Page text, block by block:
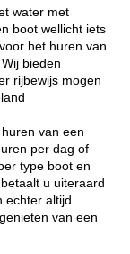
water met
boot wellicht iets
het huren van
bieden
rijbewijs mogen
van een
per dag of
type boot en
u uiteraard
echter altijd
van een